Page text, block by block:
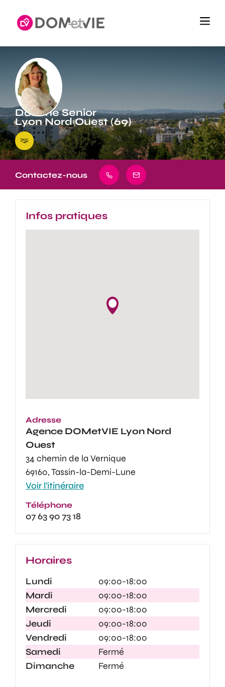
Douche Senior
Lyon Nord Ouest (69)
Contactez-nous
Infos pratiques
Adresse
Agence DOMetVIE Lyon Nord
Ouest
34 chemin de la Vernique
69160, Tassin-la-Demi-Lune
Voir l'itinéraire
Téléphone
07 63 90 73 18
Horaires
Lundi
09:00-18:00
Mardi
09:00-18:00
Mercredi
09:00-18:00
Jeudi
09:00-18:00
Vendredi
09:00-18:00
Samedi
Fermé
Dimanche
Fermé